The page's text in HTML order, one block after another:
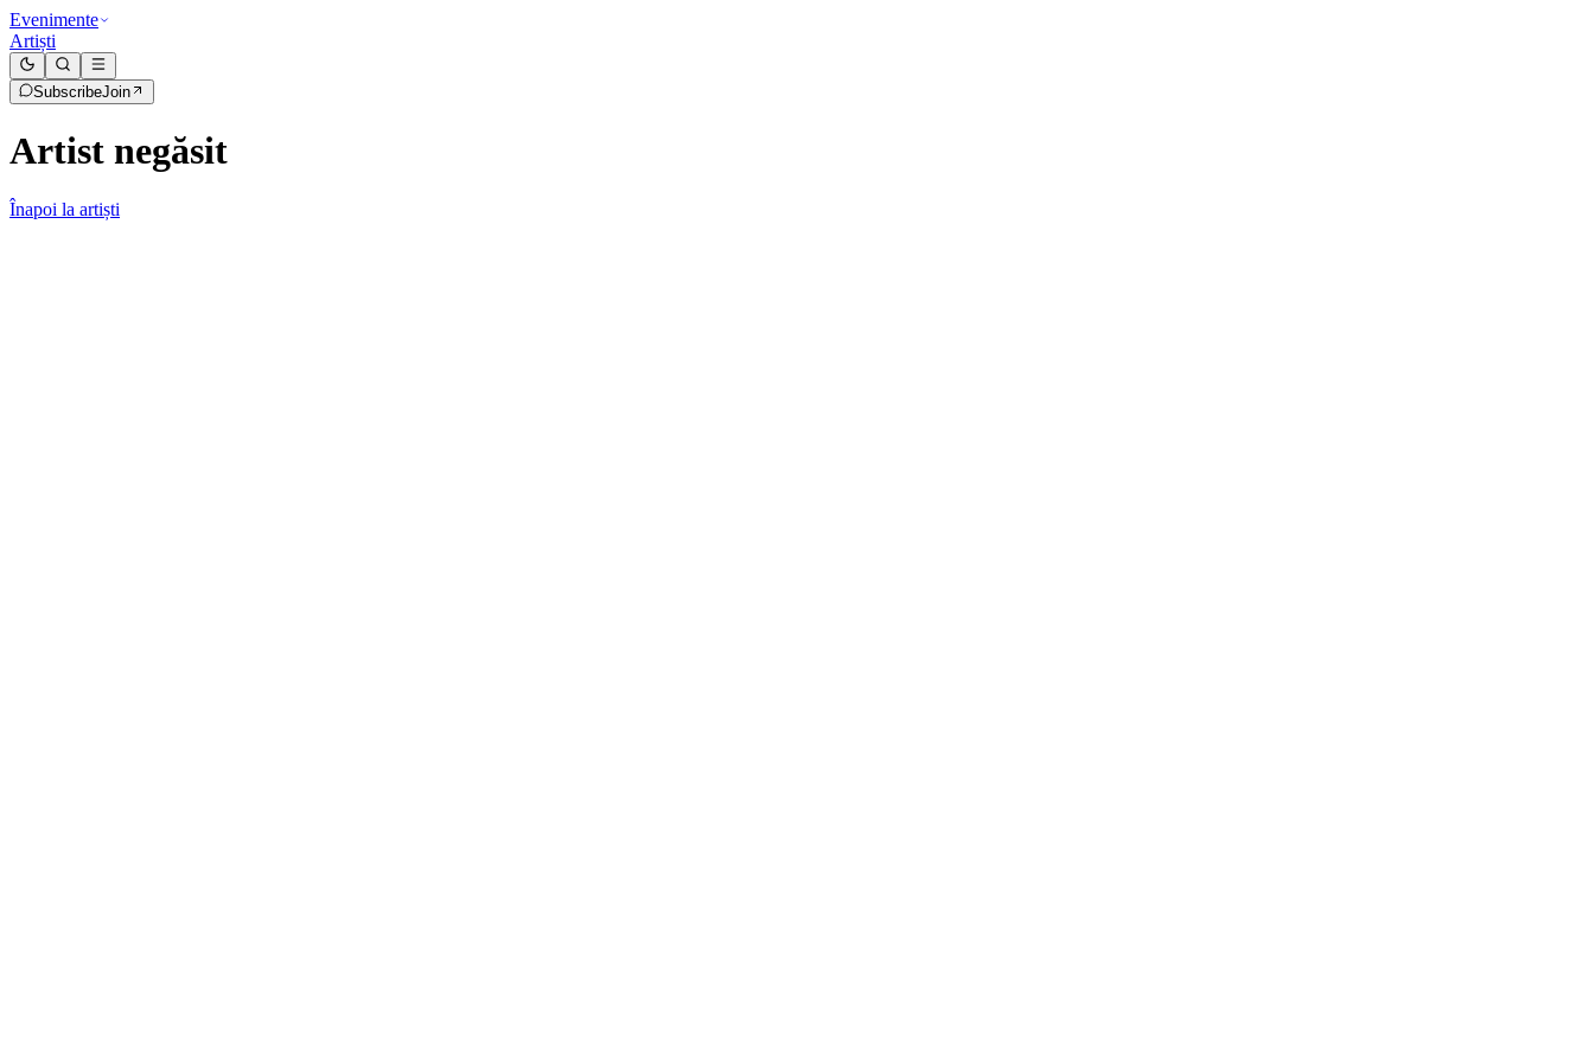
Evenimente
Artiști
SubscribeJoin
Artist negăsit
Înapoi la artiști